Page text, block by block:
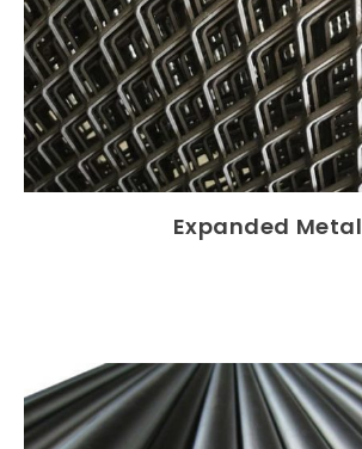
Expanded Metal